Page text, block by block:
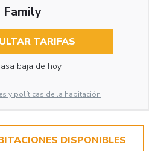
Family
TARIFAS
baja de hoy
y políticas de la habitación
DISPONIBLES